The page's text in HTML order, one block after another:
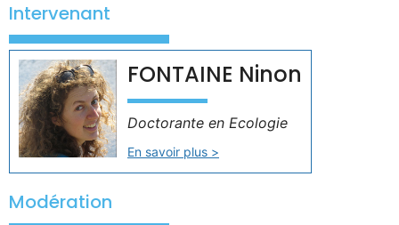
Intervenant
FONTAINE Ninon
Doctorante en Ecologie
En savoir plus >
Modération